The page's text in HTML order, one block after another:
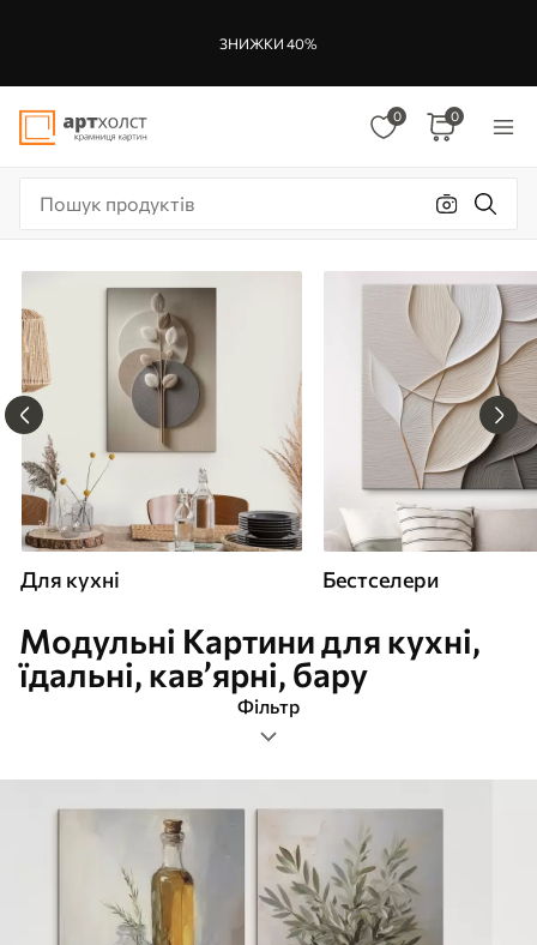
ЗНИЖКИ 40%
0 0
Для кухні Бестселери
Модульні Картини для кухні,
їдальні, кав’ярні, бару
Фільтр
модульні
Формат зображення
Картини Для кухні
Найпопулярніші